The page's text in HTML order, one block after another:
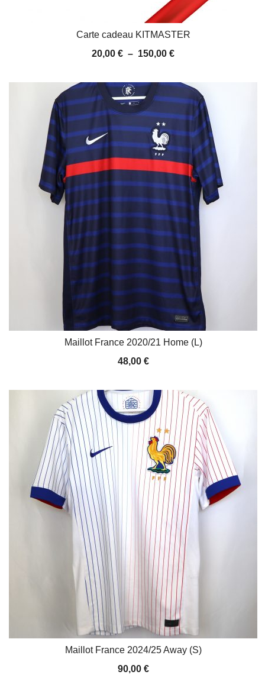
Carte cadeau KITMASTER
20,00 € – 150,00 €Plage
prix :
20,00 €
à
150,00 €
Maillot France 2020/21 Home (L)
48,00 €
Maillot France 2024/25 Away (S)
90,00 €